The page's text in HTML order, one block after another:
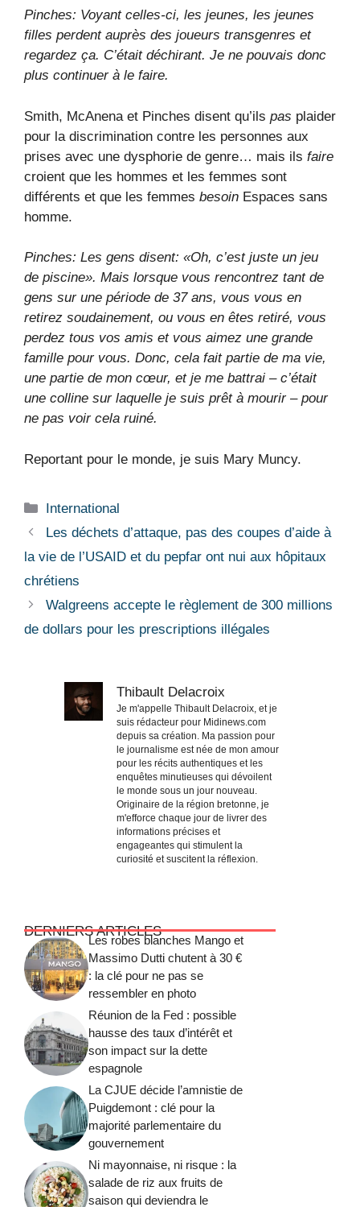
Pinches: Voyant celles-ci, les jeunes, les jeunes
filles perdent auprès des joueurs transgenres et
regardez ça. C’était déchirant. Je ne pouvais donc
plus continuer à le faire.
Smith, McAnena et Pinches disent qu’ils pas plaider
pour la discrimination contre les personnes aux
prises avec une dysphorie de genre… mais ils faire
croient que les hommes et les femmes sont
différents et que les femmes besoin Espaces sans
homme.
Pinches: Les gens disent: «Oh, c’est juste un jeu
de piscine». Mais lorsque vous rencontrez tant de
gens sur une période de 37 ans, vous vous en
retirez soudainement, ou vous en êtes retiré, vous
perdez tous vos amis et vous aimez une grande
famille pour vous. Donc, cela fait partie de ma vie,
une partie de mon cœur, et je me battrai – c’était
une colline sur laquelle je suis prêt à mourir – pour
ne pas voir cela ruiné.
Reportant pour le monde, je suis Mary Muncy.
Catégories
International
Les déchets d’attaque, pas des coupes d’aide à
la vie de l’USAID et du pepfar ont nui aux hôpitaux
chrétiens
Walgreens accepte le règlement de 300 millions
de dollars pour les prescriptions illégales
Thibault Delacroix
Je m'appelle Thibault Delacroix, et je
suis rédacteur pour Midinews.com
depuis sa création. Ma passion pour
le journalisme est née de mon amour
pour les récits authentiques et les
enquêtes minutieuses qui dévoilent
le monde sous un jour nouveau.
Originaire de la région bretonne, je
m'efforce chaque jour de livrer des
informations précises et
engageantes qui stimulent la
curiosité et suscitent la réflexion.
DERNIERS ARTICLES
Les robes blanches Mango et
Massimo Dutti chutent à 30 €
: la clé pour ne pas se
ressembler en photo
Réunion de la Fed : possible
hausse des taux d’intérêt et
son impact sur la dette
espagnole
La CJUE décide l’amnistie de
Puigdemont : clé pour la
majorité parlementaire du
gouvernement
Ni mayonnaise, ni risque : la
salade de riz aux fruits de
saison qui deviendra le